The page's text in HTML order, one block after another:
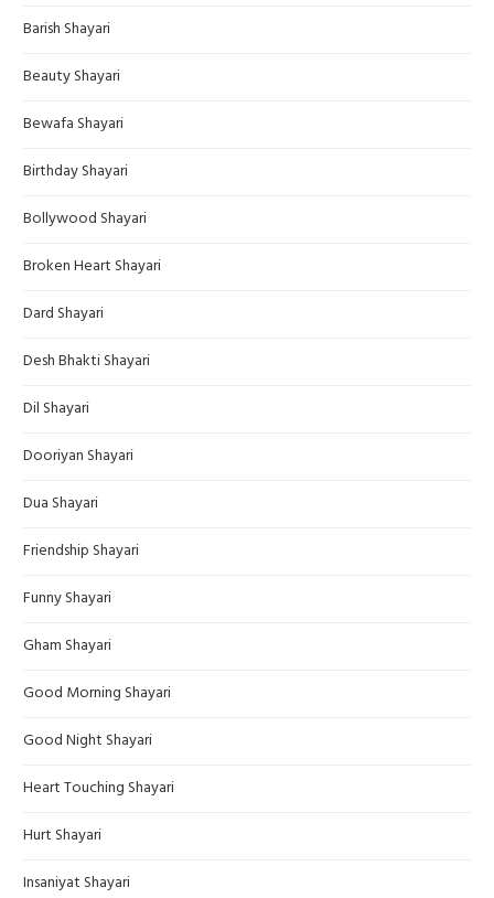
Barish Shayari
Beauty Shayari
Bewafa Shayari
Birthday Shayari
Bollywood Shayari
Broken Heart Shayari
Dard Shayari
Desh Bhakti Shayari
Dil Shayari
Dooriyan Shayari
Dua Shayari
Friendship Shayari
Funny Shayari
Gham Shayari
Good Morning Shayari
Good Night Shayari
Heart Touching Shayari
Hurt Shayari
Insaniyat Shayari